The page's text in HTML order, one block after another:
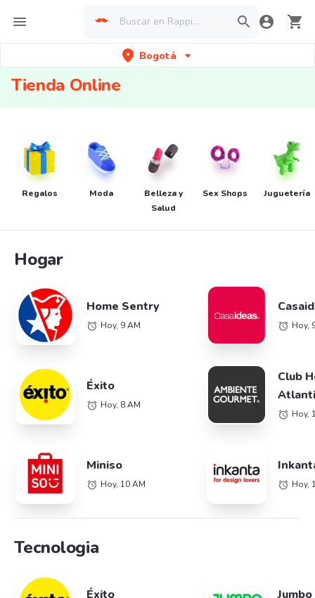
Bogotá
Tienda Online
Regalos Moda
Belleza y
Salud
Sex Shops Juguetería
Hogar
Home Sentry
Hoy, 9 AM
Éxito
Hoy, 8 AM
Miniso
Hoy, 10 AM
Hoy,
Club
Hoy,
Hoy,
Tecnologia
Éxito Jumbo